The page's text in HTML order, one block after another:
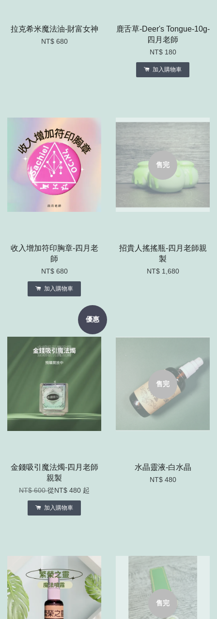
拉克希米魔法油-財富女神
NT$ 680
鹿舌草-Deer's Tongue-10g-
四月老師
NT$ 180
加入購物車
收入增加符印胸章-四月老
師
NT$ 680
加入購物車
售完
招貴人搖搖瓶-四月老師親
製
NT$ 1,680
優惠
金錢吸引魔法燭-四月老師
親製
NT$ 600從 NT$ 480 起
加入購物車
售完
水晶靈液-白水晶
NT$ 480
售完